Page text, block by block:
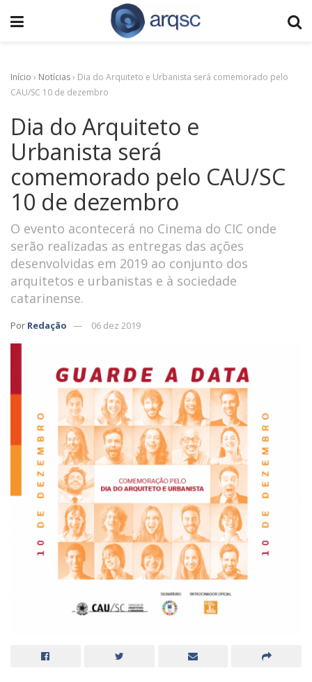
Início › Notícias› Dia do Arquiteto e Urbanista será comemorado pelo
CAU/SC 10 de dezembro
Dia do Arquiteto e
Urbanista será
comemorado pelo CAU/SC
10 de dezembro
O evento acontecerá no Cinema do CIC onde
serão realizadas as entregas das ações
desenvolvidas em 2019 ao conjunto dos
arquitetos e urbanistas e à sociedade
catarinense.
Por Redação 06 dez 2019